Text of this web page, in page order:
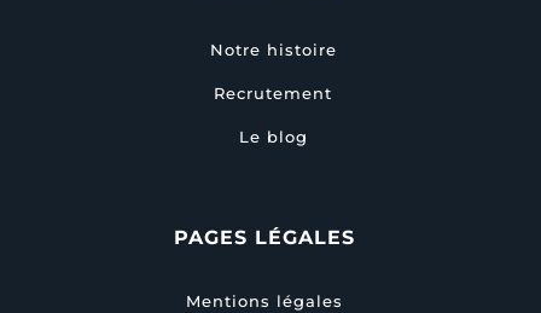
Notre histoire
Recrutement
Le blog
PAGES LÉGALES
Mentions légales